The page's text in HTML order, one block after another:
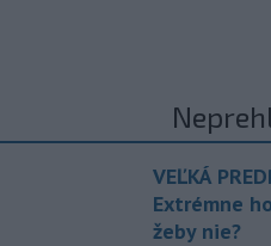
VEĽKÁ
Extrémne
žeby nie?